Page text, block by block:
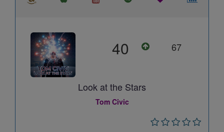
40 67
Look at the Stars
Tom Civic